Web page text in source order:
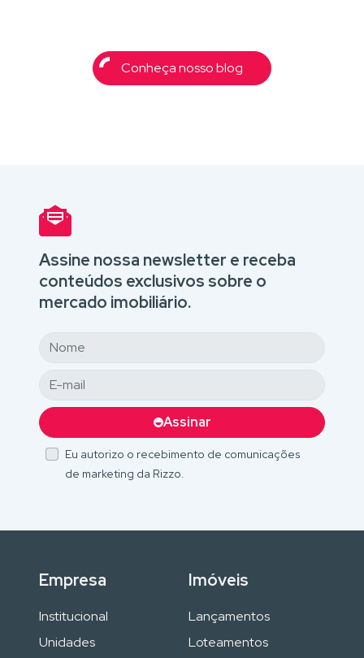
Conheça nosso blog
Assine nossa newsletter e receba
conteúdos exclusivos sobre o
mercado imobiliário.
Assinar
Eu autorizo o recebimento de comunicações
de marketing da Rizzo.
Empresa
Institucional
Unidades
Imóveis
Lançamentos
Loteamentos